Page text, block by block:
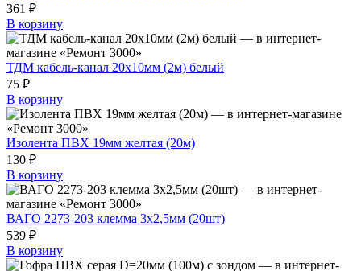
361 ₽
В корзину
ТДМ кабель-канал 20х10мм (2м) белый
75 ₽
В корзину
Изолента ПВХ 19мм желтая (20м)
130 ₽
В корзину
ВАГО 2273-203 клемма 3х2,5мм (20шт)
539 ₽
В корзину